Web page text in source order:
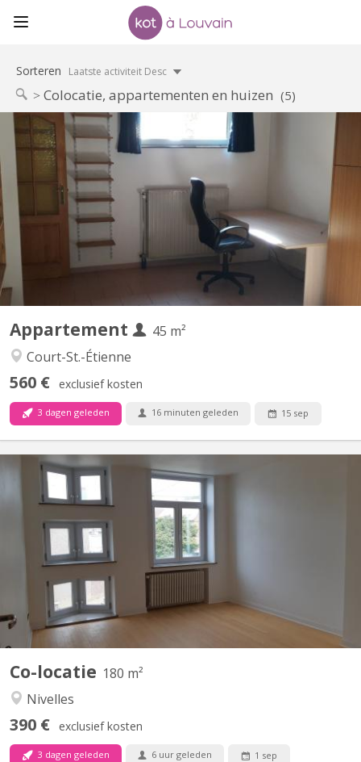
Sorteren Laatste activiteit Desc
Colocatie, appartementen en huizen (5)
Appartement
45 m²
Court-St.-Étienne
560 € exclusief kosten
3 dagen geleden 16 minuten geleden 15 sep
KV 1905
Uniquement pour 1 ÉTUDIANT(E) sur Louvain-la-Neuve Beau
studio meublé complètement privatif de 45M2 à louer Parfait
état Loyer mensuel 560 euros, forfait pour les charges 100 euros
par mois = 660 euros TOUT COMPRIS (électricité, chauffage,
eau, internet) Pas de domicile Séjour carrelé, cuisine...
Co-locatie 180 m²
Nivelles
390 € exclusief kosten
3 dagen geleden 6 uur geleden 1 sep
Uniquement pour étudiants : 3 chambres à louer dans grande
maison de 6 chambres, située à NIVELLES près de la Haute école
HE2B. Chaque chambre dispose d'un lavabo et la maison est
composée de 2 salles de bain et 1 salle de douche, d'une grande
cuisine et un grand living communs. La maison est...